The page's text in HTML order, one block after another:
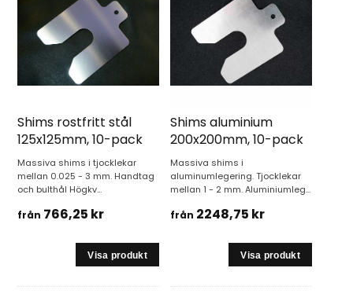
Shims rostfritt stål
125x125mm, 10-pack
Massiva shims i tjocklekar
mellan 0.025 - 3 mm. Handtag
och bulthål Högkv...
från 766,25 kr
Shims aluminium
200x200mm, 10-pack
Massiva shims i
aluminumlegering. Tjocklekar
mellan 1 - 2 mm. Aluminiumleg...
från 2248,75 kr